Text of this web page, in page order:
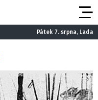
Pátek 7. srpna, Lada